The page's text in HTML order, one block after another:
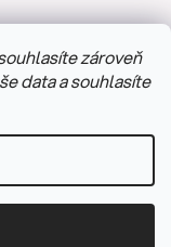
zároveň
data a souhlasíte
cookies